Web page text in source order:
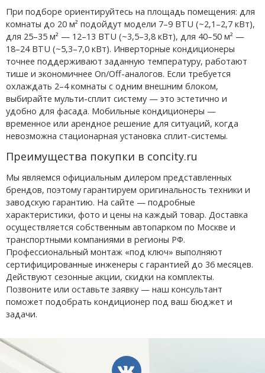
При подборе ориентируйтесь на площадь помещения: для
комнаты до 20 м² подойдут модели 7–9 BTU (~2,1–2,7 кВт),
для 25–35 м² — 12–13 BTU (~3,5–3,8 кВт), для 40–50 м² —
18–24 BTU (~5,3–7,0 кВт). Инверторные кондиционеры
точнее поддерживают заданную температуру, работают
тише и экономичнее On/Off-аналогов. Если требуется
охлаждать 2–4 комнаты с одним внешним блоком,
выбирайте мульти-сплит систему — это эстетично и
удобно для фасада. Мобильные кондиционеры —
временное или арендное решение для ситуаций, когда
невозможна стационарная установка сплит-системы.
Преимущества покупки в concity.ru
Мы являемся официальным дилером представленных
брендов, поэтому гарантируем оригинальность техники и
заводскую гарантию. На сайте — подробные
характеристики, фото и цены на каждый товар. Доставка
осуществляется собственным автопарком по Москве и
транспортными компаниями в регионы РФ.
Профессиональный монтаж «под ключ» выполняют
сертифицированные инженеры с гарантией до 36 месяцев.
Действуют сезонные акции, скидки на комплекты.
Позвоните или оставьте заявку — наш консультант
поможет подобрать кондиционер под ваш бюджет и
задачи.